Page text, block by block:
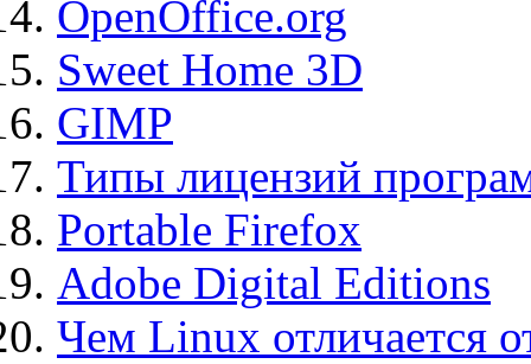
OpenOffice.org
Sweet Home 3D
GIMP
Типы лицензий
Portable Firefox
Adobe Digital Editions
Чем Linux отличается